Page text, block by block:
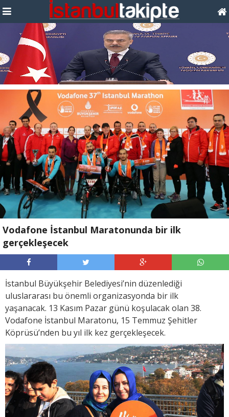
Vodafone İstanbul Maratonunda bir ilk
gerçekleşecek
İstanbul Büyükşehir Belediyesi’nin düzenlediği
uluslararası bu önemli organizasyonda bir ilk
yaşanacak. 13 Kasım Pazar günü koşulacak olan 38.
Vodafone İstanbul Maratonu, 15 Temmuz Şehitler
Köprüsü’nden bu yıl ilk kez gerçekleşecek.